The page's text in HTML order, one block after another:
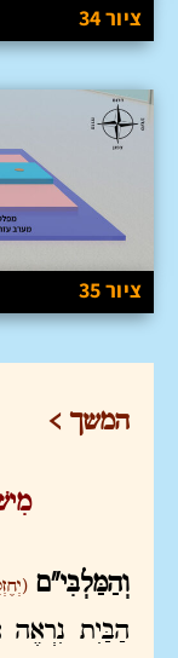
ציור 34
ציור 35
המשך >
וְהַמַּלְבִּי"ם
הַבַּיִת